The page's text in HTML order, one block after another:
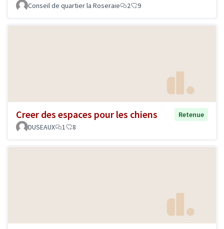
Conseil de quartier la Roseraie 2 9
Creer des espaces pour les chiens
Retenue
DUSEAUX
1 8